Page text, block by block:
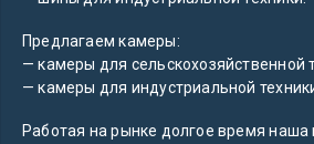
Предлагаем камеры:
— камеры для сельскохозяйственной
— камеры для индустриальной
Работая на рынке долгое время наша